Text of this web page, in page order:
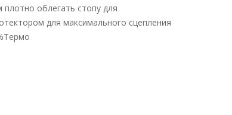
облегать стопу для
для максимального сцепления